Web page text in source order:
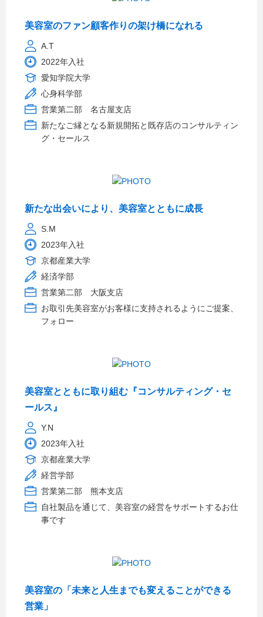
美容室のファン顧客作りの架け橋になれる
A.T
2022年入社
愛知学院大学
心身科学部
営業第二部 名古屋支店
新たなご縁となる新規開拓と既存店のコンサルティン
グ・セールス
新たな出会いにより、美容室とともに成長
S.M
2023年入社
京都産業大学
経済学部
営業第二部 大阪支店
お取引先美容室がお客様に支持されるようにご提案、
フォロー
美容室とともに取り組む『コンサルティング・セ
ールス』
Y.N
2023年入社
京都産業大学
経営学部
営業第二部 熊本支店
自社製品を通じて、美容室の経営をサポートするお仕
事です
美容室の「未来と人生までも変えることができる
営業」